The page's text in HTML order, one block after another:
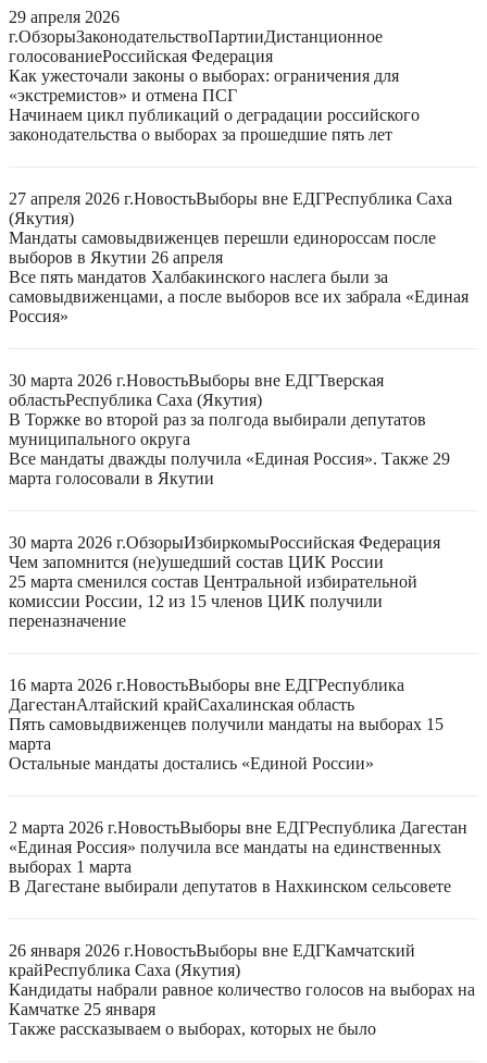
29 апреля 2026
г.ОбзорыЗаконодательствоПартииДистанционное
голосованиеРоссийская Федерация
Как ужесточали законы о выборах: ограничения для
«экстремистов» и отмена ПСГ
Начинаем цикл публикаций о деградации российского
законодательства о выборах за прошедшие пять лет
27 апреля 2026 г.НовостьВыборы вне ЕДГРеспублика Саха
(Якутия)
Мандаты самовыдвиженцев перешли единороссам после
выборов в Якутии 26 апреля
Все пять мандатов Халбакинского наслега были за
самовыдвиженцами, а после выборов все их забрала «Единая
Россия»
30 марта 2026 г.НовостьВыборы вне ЕДГТверская
областьРеспублика Саха (Якутия)
В Торжке во второй раз за полгода выбирали депутатов
муниципального округа
Все мандаты дважды получила «Единая Россия». Также 29
марта голосовали в Якутии
30 марта 2026 г.ОбзорыИзбиркомыРоссийская Федерация
Чем запомнится (не)ушедший состав ЦИК России
25 марта сменился состав Центральной избирательной
комиссии России, 12 из 15 членов ЦИК получили
переназначение
16 марта 2026 г.НовостьВыборы вне ЕДГРеспублика
ДагестанАлтайский крайСахалинская область
Пять самовыдвиженцев получили мандаты на выборах 15
марта
Остальные мандаты достались «Единой России»
2 марта 2026 г.НовостьВыборы вне ЕДГРеспублика Дагестан
«Единая Россия» получила все мандаты на единственных
выборах 1 марта
В Дагестане выбирали депутатов в Нахкинском сельсовете
26 января 2026 г.НовостьВыборы вне ЕДГКамчатский
крайРеспублика Саха (Якутия)
Кандидаты набрали равное количество голосов на выборах на
Камчатке 25 января
Также рассказываем о выборах, которых не было